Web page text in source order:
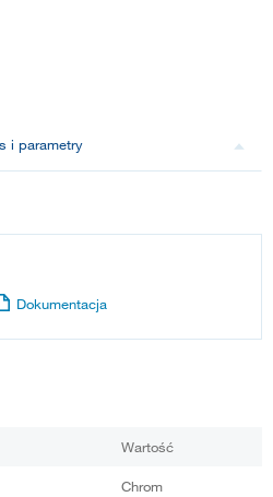
i parametry
Dokumentacja
Wartość
Chrom